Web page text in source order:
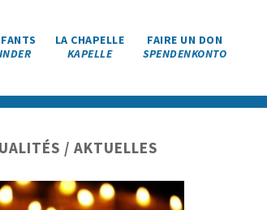
LA CHAPELLE
KAPELLE
FAIRE UN DON
SPENDENKONTO
/ AKTUELLES